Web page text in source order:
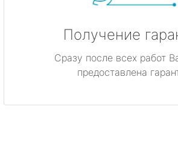
Получение
Сразу после всех работ
предоставлена